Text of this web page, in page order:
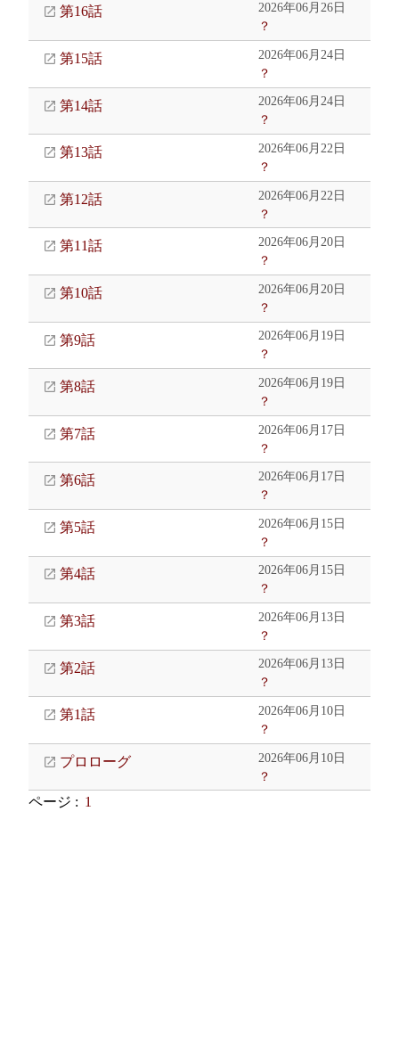
第16話
2026年06月26日
？
第15話
2026年06月24日
？
第14話
2026年06月24日
？
第13話
2026年06月22日
？
第12話
2026年06月22日
？
第11話
2026年06月20日
？
第10話
2026年06月20日
？
第9話
2026年06月19日
？
第8話
2026年06月19日
？
第7話
2026年06月17日
？
第6話
2026年06月17日
？
第5話
2026年06月15日
？
第4話
2026年06月15日
？
第3話
2026年06月13日
？
第2話
2026年06月13日
？
第1話
2026年06月10日
？
プロローグ
2026年06月10日
？
ページ : 1